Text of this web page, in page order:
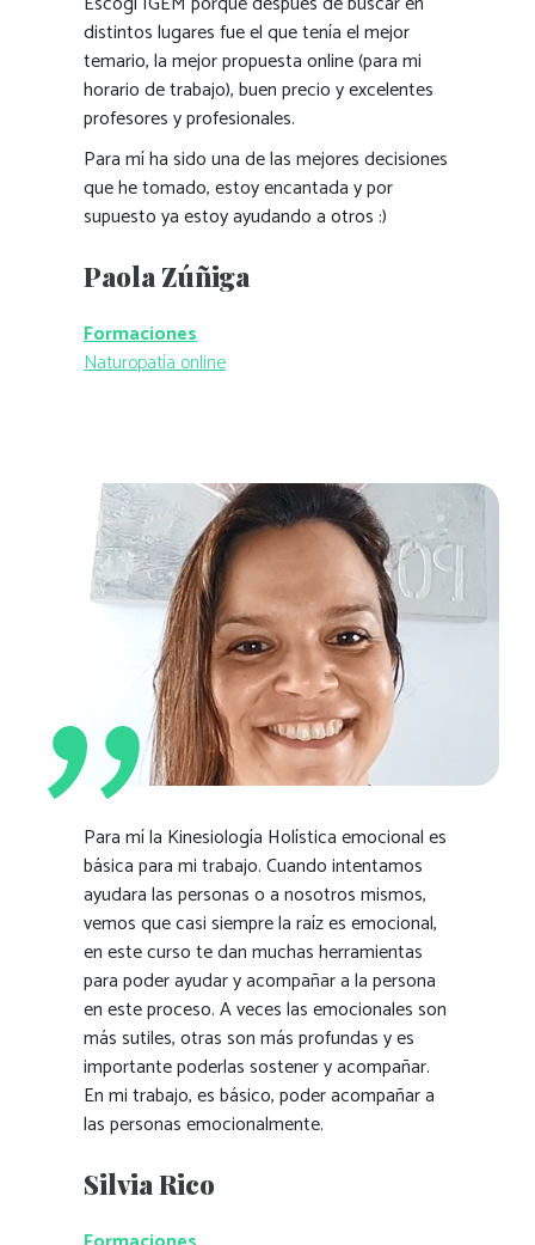
distintos lugares fue el que tenía el mejor
temario, la mejor propuesta online (para mi
horario de trabajo), buen precio y excelentes
profesores y profesionales.
Para mí ha sido una de las mejores decisiones
que he tomado, estoy encantada y por
supuesto ya estoy ayudando a otros :)
Paola Zúñiga
Formaciones
Naturopatía online
Para mí la Kinesiología Holística emocional es
básica para mi trabajo. Cuando intentamos
ayudara las personas o a nosotros mismos,
vemos que casi siempre la raíz es emocional,
en este curso te dan muchas herramientas
para poder ayudar y acompañar a la persona
en este proceso. A veces las emocionales son
más sutiles, otras son más profundas y es
importante poderlas sostener y acompañar.
En mi trabajo, es básico, poder acompañar a
las personas emocionalmente.
Silvia Rico